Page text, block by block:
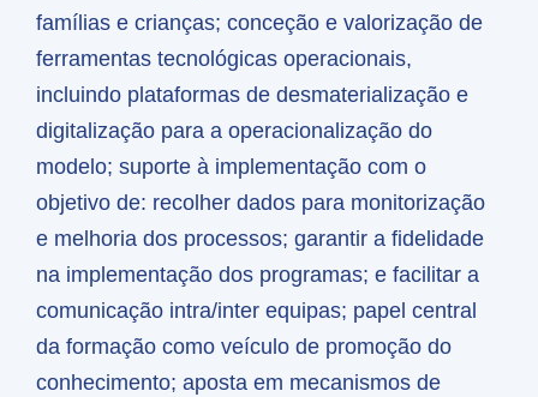
famílias e crianças; conceção e valorização de
ferramentas tecnológicas operacionais,
incluindo plataformas de desmaterialização e
digitalização para a operacionalização do
modelo; suporte à implementação com o
objetivo de: recolher dados para monitorização
e melhoria dos processos; garantir a fidelidade
na implementação dos programas; e facilitar a
comunicação intra/inter equipas; papel central
da formação como veículo de promoção do
conhecimento; aposta em mecanismos de